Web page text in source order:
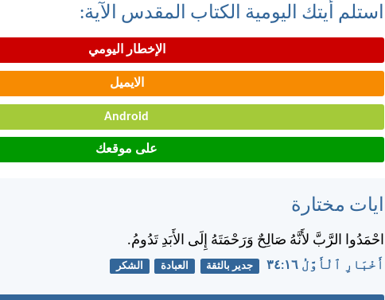
استلم أيتك اليومية الكتاب المقدس الآية:
الإخطار اليومي
الايميل
Android
على موقعك
ايات مختارة
احْمَدُوا الرَّبَّ لأَنَّهُ صَالِحٌ وَرَحْمَتَهُ إِلَى الأَبَدِ تَدُومُ.
أَخْبَارِ ٱلْأَوَّلُ ١٦:‏٣٤ جدير بالثقة العبادة الشكر